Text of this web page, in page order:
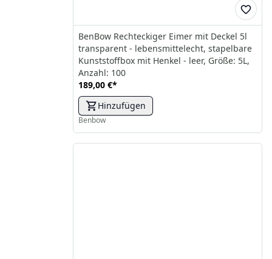
BenBow Rechteckiger Eimer mit Deckel 5l
transparent - lebensmittelecht, stapelbare
Kunststoffbox mit Henkel - leer, Größe: 5L,
Anzahl: 100
189,00 €*
Hinzufügen
Benbow